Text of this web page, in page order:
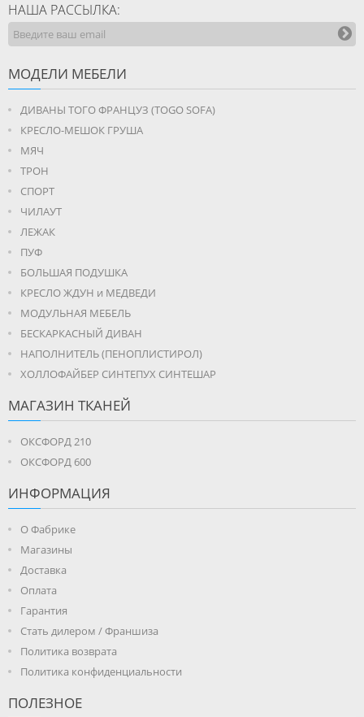
НАША РАССЫЛКА:
МОДЕЛИ МЕБЕЛИ
ДИВАНЫ ТОГО ФРАНЦУЗ (TOGO SOFA)
КРЕСЛО-МЕШОК ГРУША
МЯЧ
ТРОН
СПОРТ
ЧИЛАУТ
ЛЕЖАК
ПУФ
БОЛЬШАЯ ПОДУШКА
КРЕСЛО ЖДУН и МЕДВЕДИ
МОДУЛЬНАЯ МЕБЕЛЬ
БЕСКАРКАСНЫЙ ДИВАН
НАПОЛНИТЕЛЬ (ПЕНОПЛИСТИРОЛ)
ХОЛЛОФАЙБЕР СИНТЕПУХ СИНТЕШАР
МАГАЗИН ТКАНЕЙ
ОКСФОРД 210
ОКСФОРД 600
ИНФОРМАЦИЯ
О Фабрике
Магазины
Доставка
Оплата
Гарантия
Стать дилером / Франшиза
Политика возврата
Политика конфиденциальности
ПОЛЕЗНОЕ